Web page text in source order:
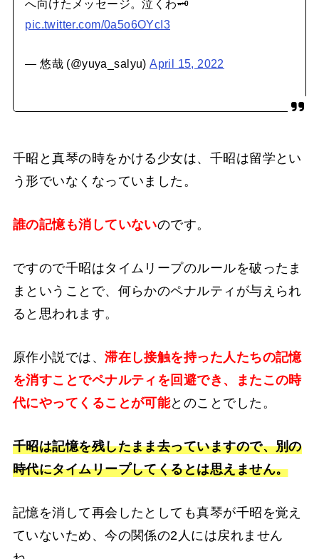
へ向けたメッセージ。泣くわ🗝
pic.twitter.com/0a5o6OYcI3
— 悠哉 (@yuya_salyu)April 15, 2022
千昭と真琴の時をかける少女は、千昭は留学とい
う形でいなくなっていました。
誰の記憶も消していないのです。
ですので千昭はタイムリープのルールを破ったま
まということで、何らかのペナルティが与えられ
ると思われます。
原作小説では、滞在し接触を持った人たちの記憶
を消すことでペナルティを回避でき、またこの時
代にやってくることが可能とのことでした。
千昭は記憶を残したまま去っていますので、別の
時代にタイムリープしてくるとは思えません。
記憶を消して再会したとしても真琴が千昭を覚え
ていないため、今の関係の2人には戻れません